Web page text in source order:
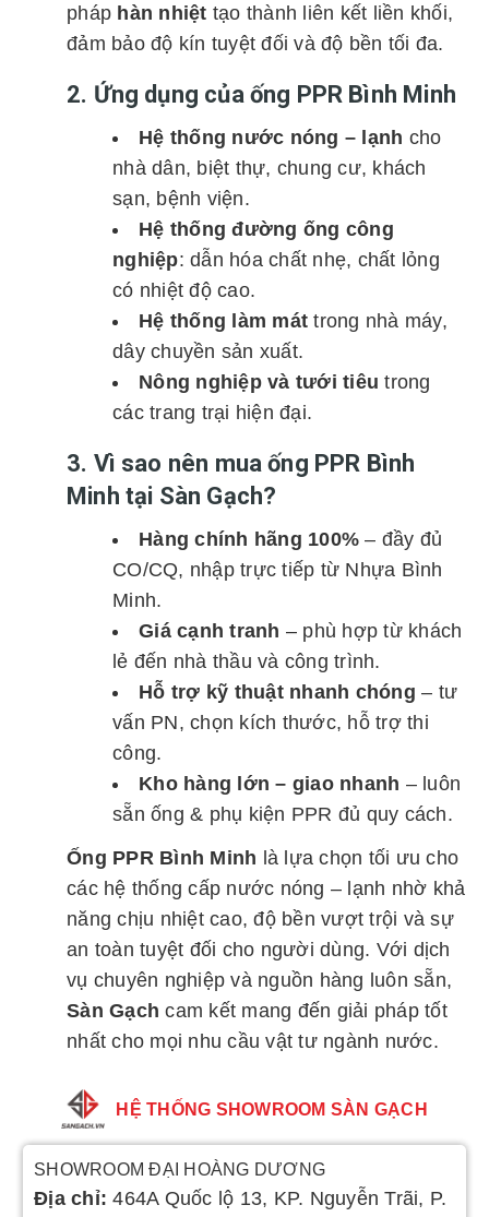
pháp hàn nhiệt tạo thành liên kết liền khối,
đảm bảo độ kín tuyệt đối và độ bền tối đa.
2. Ứng dụng của ống PPR Bình Minh
Hệ thống nước nóng – lạnh cho
nhà dân, biệt thự, chung cư, khách
sạn, bệnh viện.
Hệ thống đường ống công
nghiệp: dẫn hóa chất nhẹ, chất lỏng
có nhiệt độ cao.
Hệ thống làm mát trong nhà máy,
dây chuyền sản xuất.
Nông nghiệp và tưới tiêu trong
các trang trại hiện đại.
3. Vì sao nên mua ống PPR Bình
Minh tại Sàn Gạch?
Hàng chính hãng 100% – đầy đủ
CO/CQ, nhập trực tiếp từ Nhựa Bình
Minh.
Giá cạnh tranh – phù hợp từ khách
lẻ đến nhà thầu và công trình.
Hỗ trợ kỹ thuật nhanh chóng – tư
vấn PN, chọn kích thước, hỗ trợ thi
công.
Kho hàng lớn – giao nhanh – luôn
sẵn ống & phụ kiện PPR đủ quy cách.
Ống PPR Bình Minh là lựa chọn tối ưu cho
các hệ thống cấp nước nóng – lạnh nhờ khả
năng chịu nhiệt cao, độ bền vượt trội và sự
an toàn tuyệt đối cho người dùng. Với dịch
vụ chuyên nghiệp và nguồn hàng luôn sẵn,
Sàn Gạch cam kết mang đến giải pháp tốt
nhất cho mọi nhu cầu vật tư ngành nước.
HỆ THỐNG SHOWROOM SÀN GẠCH
SHOWROOM ĐẠI HOÀNG DƯƠNG
Địa chỉ:464A Quốc lộ 13, KP. Nguyễn Trãi, P.